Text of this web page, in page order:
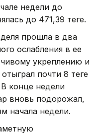
недели до
до 471,39 теңге.
прошла в два
ослабления в ее
укреплению и
почти 8 теңге
конце недели
вновь подорожал,
начала недели.